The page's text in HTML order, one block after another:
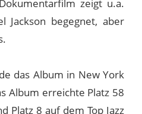
zeigt u.a.
Jackson begegnet, aber
das Album in New York
Album erreichte Platz 58
Platz 8 auf dem Top Jazz